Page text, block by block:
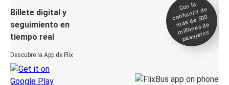
Billete digital y
seguimiento en
tiempo real
Descubre la App de Flix
Con la
confianza de
más de 500
millones de
pasajeros